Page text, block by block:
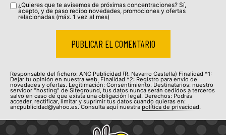
¿Quieres que te avisemos de próximas concentraciones? Sí,
acepto, y de paso recibo novedades, promociones y ofertas
relacionadas (máx. 1 vez al mes)
Responsable del fichero: ANC Publicidad (R. Navarro Castella) Finalidad *1:
Dejar tu opinión en nuestra web. Finalidad *2: Registro para envío de
novedades y ofertas. Legitimación: Consentimiento. Destinatarios: nuestro
servidor "hosting" de Siteground, tus datos nunca serán cedidos a terceros
salvo en caso de que exista una obligación legal. Derechos: Podrás
acceder, rectificar, limitar y suprimir tus datos cuando quieras en:
ancpublicidad@yahoo.es. Consulta aquí nuestra política de privacidad.